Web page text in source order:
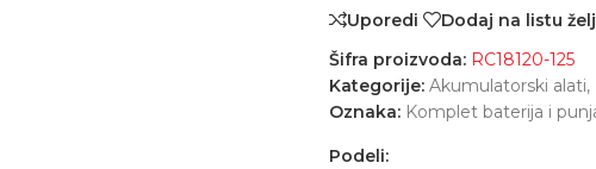
Uporedi
Dodaj na listu
Šifra proizvoda: RC18120-125
Kategorije: Akumulatorski alati,
Oznaka: Komplet baterija i
Podeli: